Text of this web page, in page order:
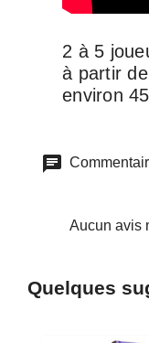
2 à 5
à partir
environ
Aucun avis
Quelques